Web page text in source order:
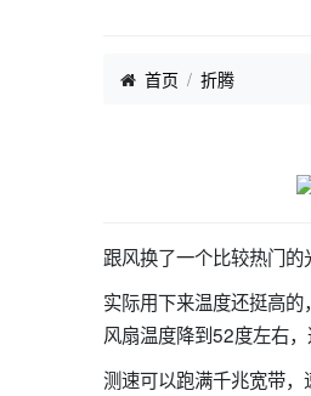
首页 折腾
跟风换了一个比较热门
实际用下来温度还挺高
风扇温度降到52度左右
测速可以跑满千兆宽带